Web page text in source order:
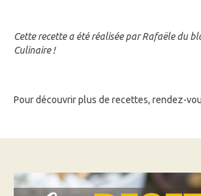
Cette recette a été réalisée par Rafaële du
Culinaire !
Pour découvrir plus de recettes, rendez-